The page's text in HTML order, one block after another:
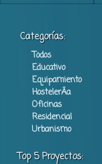
Categorías:
Todos
Educativo
Equipamiento
HostelerÃ­a
Oficinas
Residencial
Urbanismo
Top 5 Proyectos: